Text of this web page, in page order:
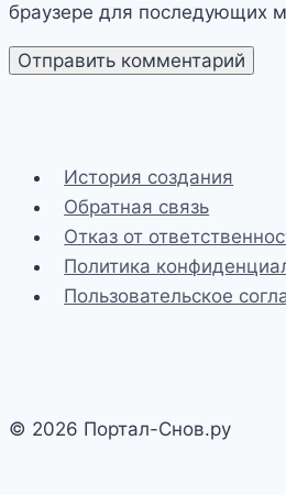
браузере для последующих
История создания
Обратная связь
Отказ от
Политика
Пользовательское
© 2026 Портал-Снов.ру